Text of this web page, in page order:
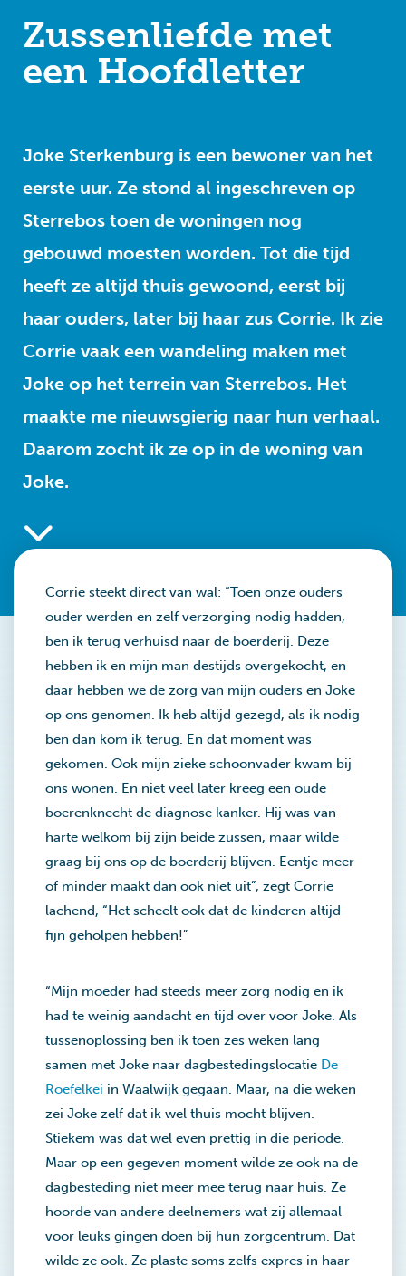
Zussenliefde met
een Hoofdletter
Joke Sterkenburg is een bewoner van het
eerste uur. Ze stond al ingeschreven op
Sterrebos toen de woningen nog
gebouwd moesten worden. Tot die tijd
heeft ze altijd thuis gewoond, eerst bij
haar ouders, later bij haar zus Corrie. Ik zie
Corrie vaak een wandeling maken met
Joke op het terrein van Sterrebos. Het
maakte me nieuwsgierig naar hun verhaal.
Daarom zocht ik ze op in de woning van
Joke.
Corrie steekt direct van wal: “Toen onze ouders
ouder werden en zelf verzorging nodig hadden,
ben ik terug verhuisd naar de boerderij. Deze
hebben ik en mijn man destijds overgekocht, en
daar hebben we de zorg van mijn ouders en Joke
op ons genomen. Ik heb altijd gezegd, als ik nodig
ben dan kom ik terug. En dat moment was
gekomen. Ook mijn zieke schoonvader kwam bij
ons wonen. En niet veel later kreeg een oude
boerenknecht de diagnose kanker. Hij was van
harte welkom bij zijn beide zussen, maar wilde
graag bij ons op de boerderij blijven. Eentje meer
of minder maakt dan ook niet uit”, zegt Corrie
lachend, “Het scheelt ook dat de kinderen altijd
fijn geholpen hebben!”
“Mijn moeder had steeds meer zorg nodig en ik
had te weinig aandacht en tijd over voor Joke. Als
tussenoplossing ben ik toen zes weken lang
samen met Joke naar dagbestedingslocatie De
Roefelkei in Waalwijk gegaan. Maar, na die weken
zei Joke zelf dat ik wel thuis mocht blijven.
Stiekem was dat wel even prettig in die periode.
Maar op een gegeven moment wilde ze ook na de
dagbesteding niet meer mee terug naar huis. Ze
hoorde van andere deelnemers wat zij allemaal
voor leuks gingen doen bij hun zorgcentrum. Dat
wilde ze ook. Ze plaste soms zelfs expres in haar